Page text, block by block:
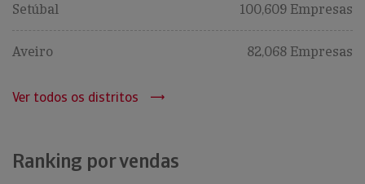
Setúbal 100,609 Empresas
Aveiro 82,068 Empresas
Ver todos os distritos
Ranking por vendas